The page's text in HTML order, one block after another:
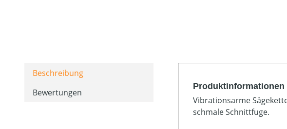
Beschreibung
Bewertungen
Produktinformationen
Vibrationsarme
schmale Schnittfuge.